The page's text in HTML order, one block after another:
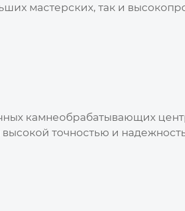
мастерских, так и
камнеобрабатывающих
точностью и